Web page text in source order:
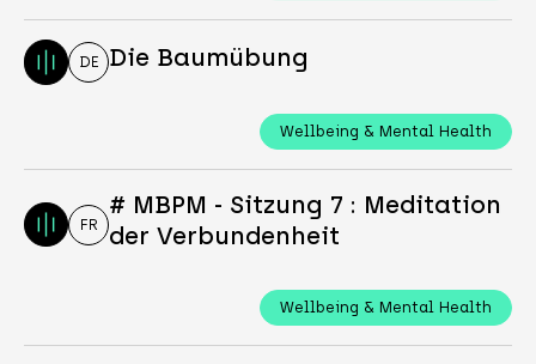
DE Die Baumübung
Wellbeing & Mental Health
FR
# MBPM - Sitzung 7 : Meditation
der Verbundenheit
Wellbeing & Mental Health